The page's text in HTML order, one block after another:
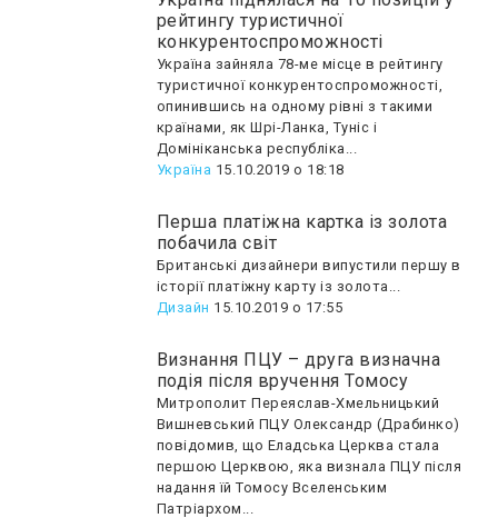
рейтингу туристичної
конкурентоспроможності
Україна зайняла 78-ме місце в рейтингу
туристичної конкурентоспроможності,
опинившись на одному рівні з такими
країнами, як Шрі-Ланка, Туніс і
Домініканська республіка...
Україна 15.10.2019 о 18:18
Перша платіжна картка із золота
побачила світ
Британські дизайнери випустили першу в
історії платіжну карту із золота...
Дизайн 15.10.2019 о 17:55
Визнання ПЦУ – друга визначна
подія після вручення Томосу
Митрополит Переяслав-Хмельницький
Вишневський ПЦУ Олександр (Драбинко)
повідомив, що Еладська Церква стала
першою Церквою, яка визнала ПЦУ після
надання їй Томосу Вселенським
Патріархом...